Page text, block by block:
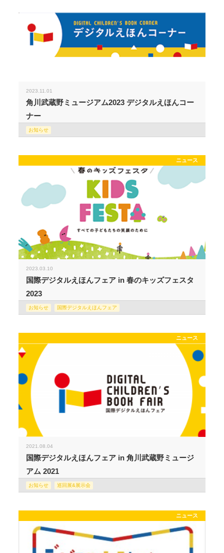
2023.11.01
角川武蔵野ミュージアム2023 デジタルえほんコー
ナー
お知らせ
ニュース
2023.03.10
国際デジタルえほんフェア in 春のキッズフェスタ
2023
お知らせ 国際デジタルえほんフェア
ニュース
2021.08.04
国際デジタルえほんフェア in 角川武蔵野ミュージ
アム 2021
お知らせ 巡回展&展示会
ニュース